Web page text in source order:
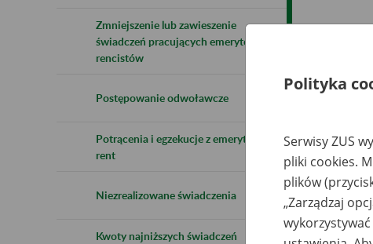
Zmniejszenie lub zawieszenie
świadczeń pracujących emerytów i
rencistów
Postępowanie odwoławcze
Potrącenia i egzekucje z emerytur i
rent
Niezrealizowane świadczenia
Kwoty najniższych świadczeń
Bazę
Polityka
Serwisy ZUS
pliki cookies.
plików
„Zarządzaj